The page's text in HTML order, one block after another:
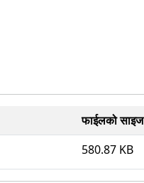
फाईलको साइज
580.87 KB